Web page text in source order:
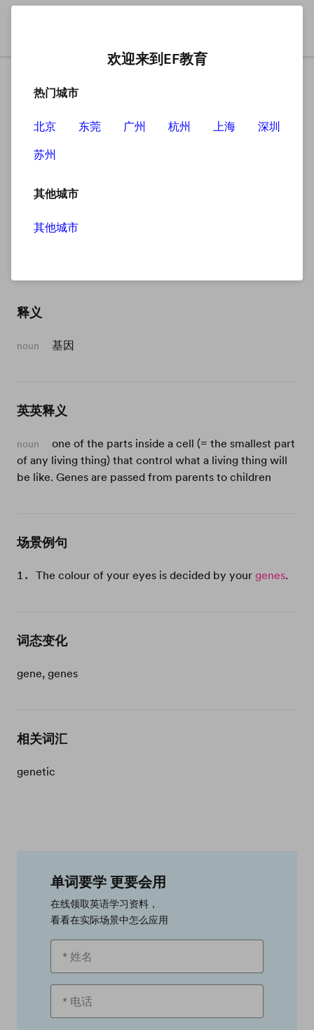
gene
释义
noun 基因
英英释义
noun
one of the parts inside a cell (= the smallest part
of any living thing) that control what a living thing will
be like. Genes are passed from parents to children
场景例句
The colour of your eyes is decided by yourgenes.
词态变化
gene, genes
相关词汇
genetic
单词要学 更要会用
在线领取英语学习资料，
看看在实际场景中怎么应用
欢迎来到EF教育
热门城市
北京 东莞 广州 杭州 上海
深圳
苏州
其他城市
其他城市